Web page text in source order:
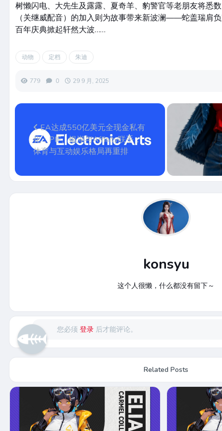
树懒闪电、大先生及露露、夏奇羊、豹警官等老朋友将悉
（关继威配音）的加入则为故事带来新波澜——蛇盖瑞肩
百年庆典掀起轩然大波……
动物 定档 朱迪
779 0 29 9 月, 2025
EA达成550亿美元全现金私有
化：PIF、银湖与Affinity联手，
体育与互动娱乐格局再重排
konsyu
这个人很懒，什么都没有留下～
您必须登录 后才能评论。
Related Posts